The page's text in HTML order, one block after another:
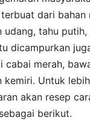
dari bahan
udang, tahu putih,
dicampurkan
cabai merah,
kemiri. Untuk
akan resep
berikut.